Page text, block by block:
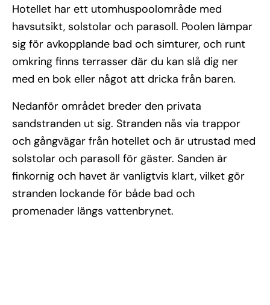
Hotellet har ett utomhuspoolområde med
havsutsikt, solstolar och parasoll. Poolen lämpar
sig för avkopplande bad och simturer, och runt
omkring finns terrasser där du kan slå dig ner
med en bok eller något att dricka från baren.
Nedanför området breder den privata
sandstranden ut sig. Stranden nås via trappor
och gångvägar från hotellet och är utrustad med
solstolar och parasoll för gäster. Sanden är
finkornig och havet är vanligtvis klart, vilket gör
stranden lockande för både bad och
promenader längs vattenbrynet.